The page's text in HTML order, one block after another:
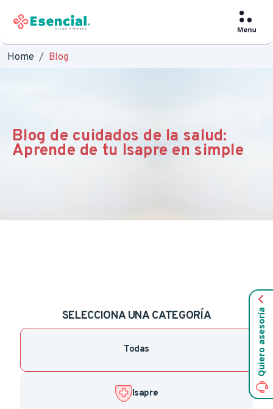
Quiero asesoría
Home Blog
Blog de cuidados de la salud:
Aprende de tu Isapre en simple
SELECCIONA UNA CATEGORÍA
Todas
Isapre